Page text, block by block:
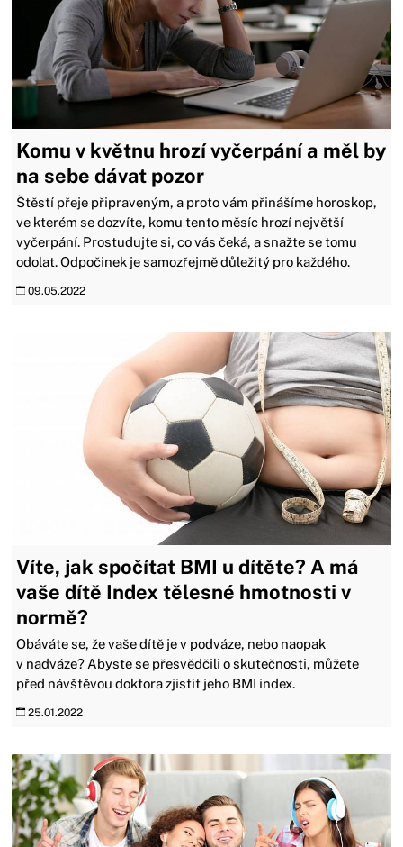
Komu v květnu hrozí vyčerpání a měl by
na sebe dávat pozor
Štěstí přeje připraveným, a proto vám přinášíme horoskop,
ve kterém se dozvíte, komu tento měsíc hrozí největší
vyčerpání. Prostudujte si, co vás čeká, a snažte se tomu
odolat. Odpočinek je samozřejmě důležitý pro každého.
09.05.2022
Víte, jak spočítat BMI u dítěte? A má
vaše dítě Index tělesné hmotnosti v
normě?
Obáváte se, že vaše dítě je v podváze, nebo naopak
v nadváze? Abyste se přesvědčili o skutečnosti, můžete
před návštěvou doktora zjistit jeho BMI index.
25.01.2022